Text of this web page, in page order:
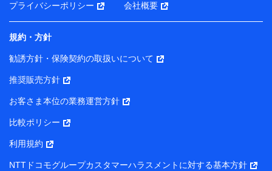
プライバシーポリシー 会社概要
規約・方針
勧誘方針・保険契約の取扱いについて
推奨販売方針
お客さま本位の業務運営方針
比較ポリシー
利用規約
NTTドコモグループカスタマーハラスメントに対する基本方針